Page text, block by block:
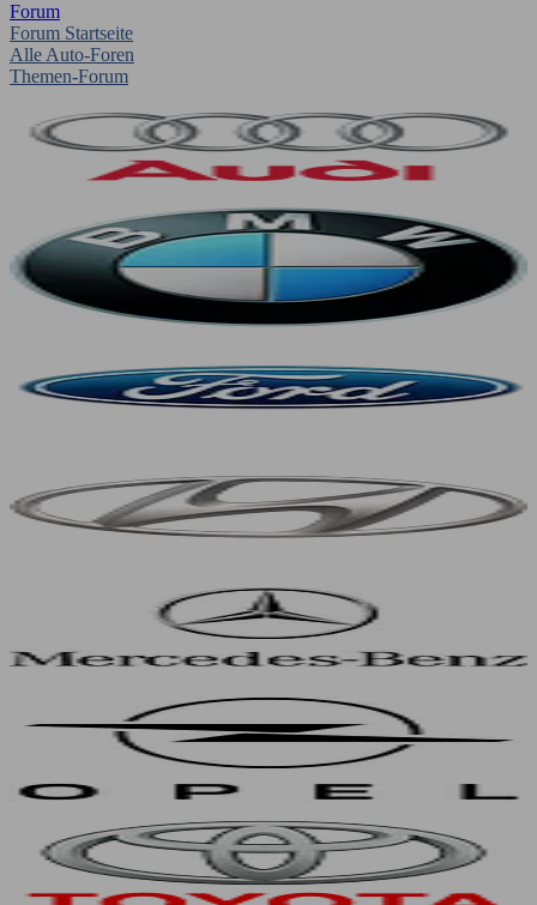
Forum
Forum Startseite
Alle Auto-Foren
Themen-Forum